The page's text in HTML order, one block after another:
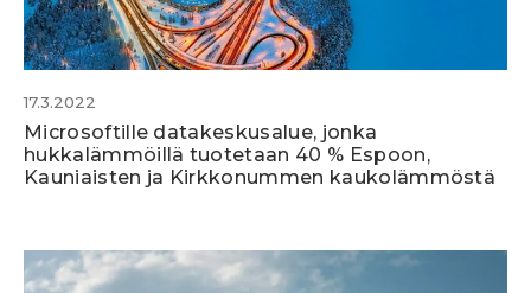
17.3.2022
Microsoftille datakeskusalue, jonka
hukkalämmöillä tuotetaan 40 % Espoon,
Kauniaisten ja Kirkkonummen kaukolämmöstä